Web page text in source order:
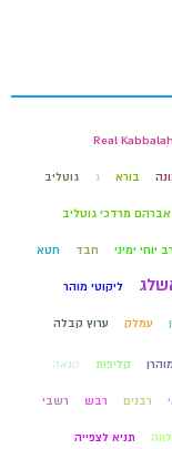
Real Kabbalah
בורא ג גוטליב
מרדכי גוטליב
יוחי ימיני חבד חטא
ליקוטי מוהר
עמלק ערוץ קבלה
קליפות קנאה
רבנים רבש רשבי
תניא לצפייה